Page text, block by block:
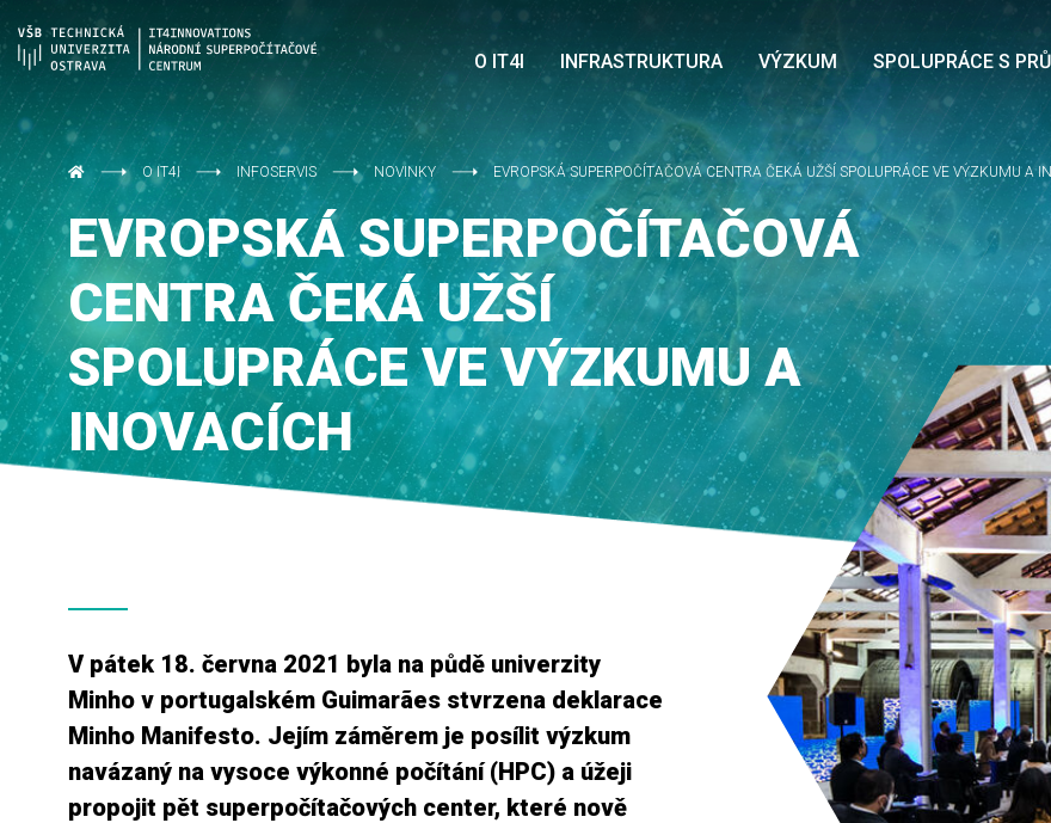
O IT4I INFRASTRUKTURA VÝZKUM SPOLUPRÁCE S
O IT4I INFOSERVIS NOVINKY EVROPSKÁ SUPERPOČÍTAČOVÁ CENTRA ČEKÁ UŽŠÍ SPOLUPRÁCE VE VÝZKUMU A
EVROPSKÁ SUPERPOČÍTAČOVÁ
CENTRA ČEKÁ UŽŠÍ
SPOLUPRÁCE VE VÝZKUMU A
INOVACÍCH
V pátek 18. června 2021 byla na půdě univerzity
Minho v portugalském Guimarães stvrzena deklarace
Minho Manifesto. Jejím záměrem je posílit výzkum
navázaný na vysoce výkonné počítání (HPC) a úžeji
propojit pět superpočítačových center, které nově